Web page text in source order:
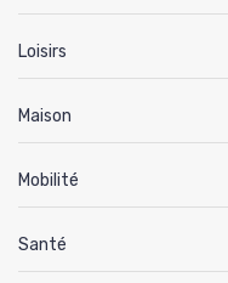
Loisirs
Maison
Mobilité
Santé